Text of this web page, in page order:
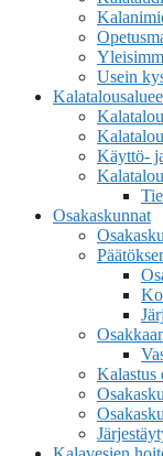
Usein
Käyttö-
Osakaskunnat
Kalastus